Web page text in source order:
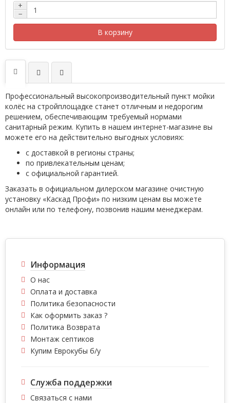
+
−
В корзину
Профессиональный высокопроизводительный пункт мойки
колёс на стройплощадке станет отличным и недорогим
решением, обеспечивающим требуемый нормами
санитарный режим. Купить в нашем интернет-магазине вы
можете его на действительно выгодных условиях:
с доставкой в регионы страны;
по привлекательным ценам;
с официальной гарантией.
Заказать в официальном дилерском магазине очистную
установку «Каскад Профи» по низким ценам вы можете
онлайн или по телефону, позвонив нашим менеджерам.
Информация
О нас
Оплата и доставка
Политика безопасности
Как оформить заказ ?
Политика Возврата
Монтаж септиков
Купим Еврокубы б/у
Служба поддержки
Связаться с нами